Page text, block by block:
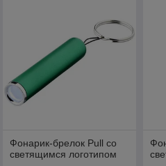
Фонарик-брелок Pull со
светящимся логотипом